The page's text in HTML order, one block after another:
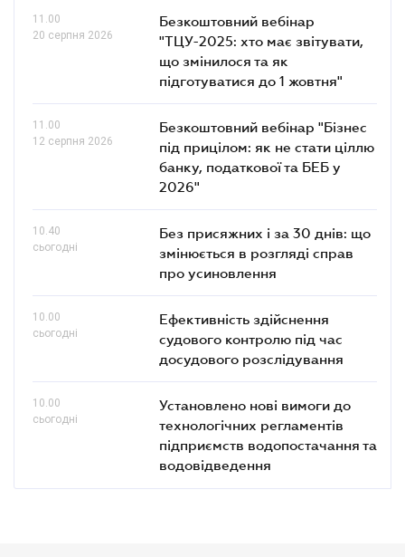
11.00
20 серпня 2026
Безкоштовний вебінар
"ТЦУ-2025: хто має звітувати,
що змінилося та як
підготуватися до 1 жовтня"
11.00
12 серпня 2026
Безкоштовний вебінар "Бізнес
під прицілом: як не стати ціллю
банку, податкової та БЕБ у
2026"
10.40
сьогодні
Без присяжних і за 30 днів: що
змінюється в розгляді справ
про усиновлення
10.00
сьогодні
Ефективність здійснення
судового контролю під час
досудового розслідування
10.00
сьогодні
Установлено нові вимоги до
технологічних регламентів
підприємств водопостачання та
водовідведення